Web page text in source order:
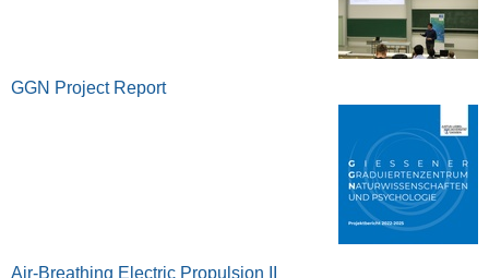
GGN Project Report
Air-Breathing Electric Propulsion II